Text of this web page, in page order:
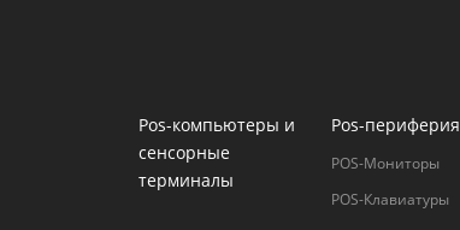
Pos-компьютеры и
сенсорные
терминалы
Pos-периферия
POS-Мониторы
POS-Клавиатуры